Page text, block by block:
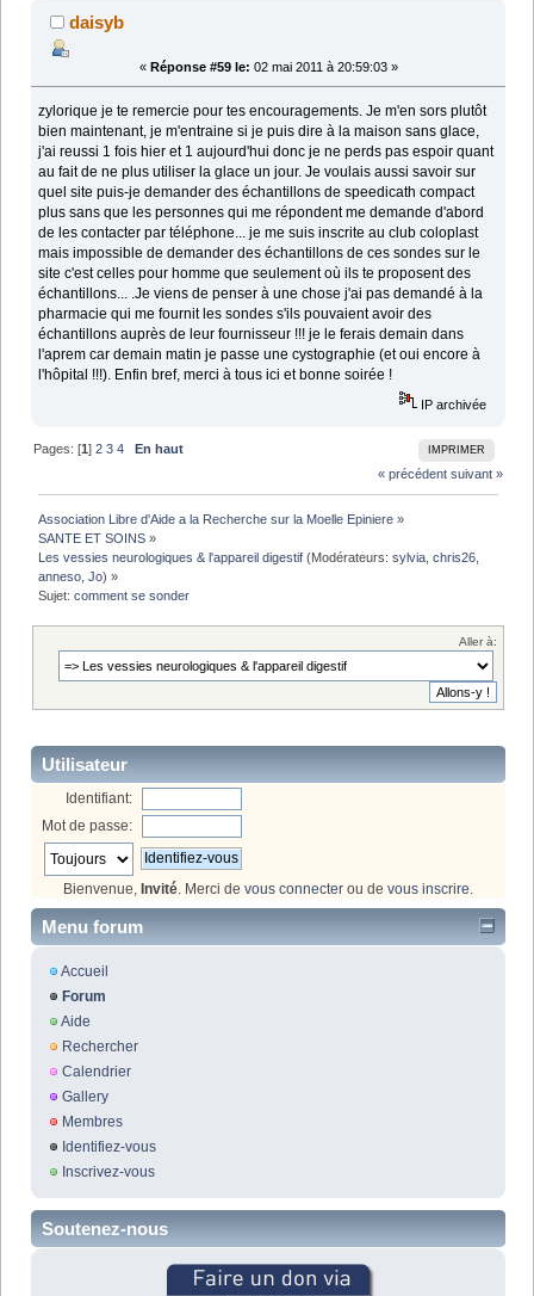
daisyb
« Réponse #59 le: 02 mai 2011 à 20:59:03 »
zylorique je te remercie pour tes encouragements. Je m'en sors plutôt
bien maintenant, je m'entraine si je puis dire à la maison sans glace,
j'ai reussi 1 fois hier et 1 aujourd'hui donc je ne perds pas espoir quant
au fait de ne plus utiliser la glace un jour. Je voulais aussi savoir sur
quel site puis-je demander des échantillons de speedicath compact
plus sans que les personnes qui me répondent me demande d'abord
de les contacter par téléphone... je me suis inscrite au club coloplast
mais impossible de demander des échantillons de ces sondes sur le
site c'est celles pour homme que seulement où ils te proposent des
échantillons... .Je viens de penser à une chose j'ai pas demandé à la
pharmacie qui me fournit les sondes s'ils pouvaient avoir des
échantillons auprès de leur fournisseur !!! je le ferais demain dans
l'aprem car demain matin je passe une cystographie (et oui encore à
l'hôpital !!!). Enfin bref, merci à tous ici et bonne soirée !
IP archivée
IMPRIMER
Pages: [1]2 3 4
En haut
« précédent suivant »
Association Libre d'Aide a la Recherche sur la Moelle Epiniere »
SANTE ET SOINS »
Les vessies neurologiques & l'appareil digestif (Modérateurs:sylvia ,chris26
anneso ,Jo) »
Sujet:comment se sonder
Aller à:
Utilisateur
Identifiant:
Mot de passe:
Bienvenue, Invité . Merci de vous connecter ou de vous inscrire
Menu forum
Accueil
Forum
Aide
Rechercher
Calendrier
Gallery
Membres
Identifiez-vous
Inscrivez-vous
Soutenez-nous